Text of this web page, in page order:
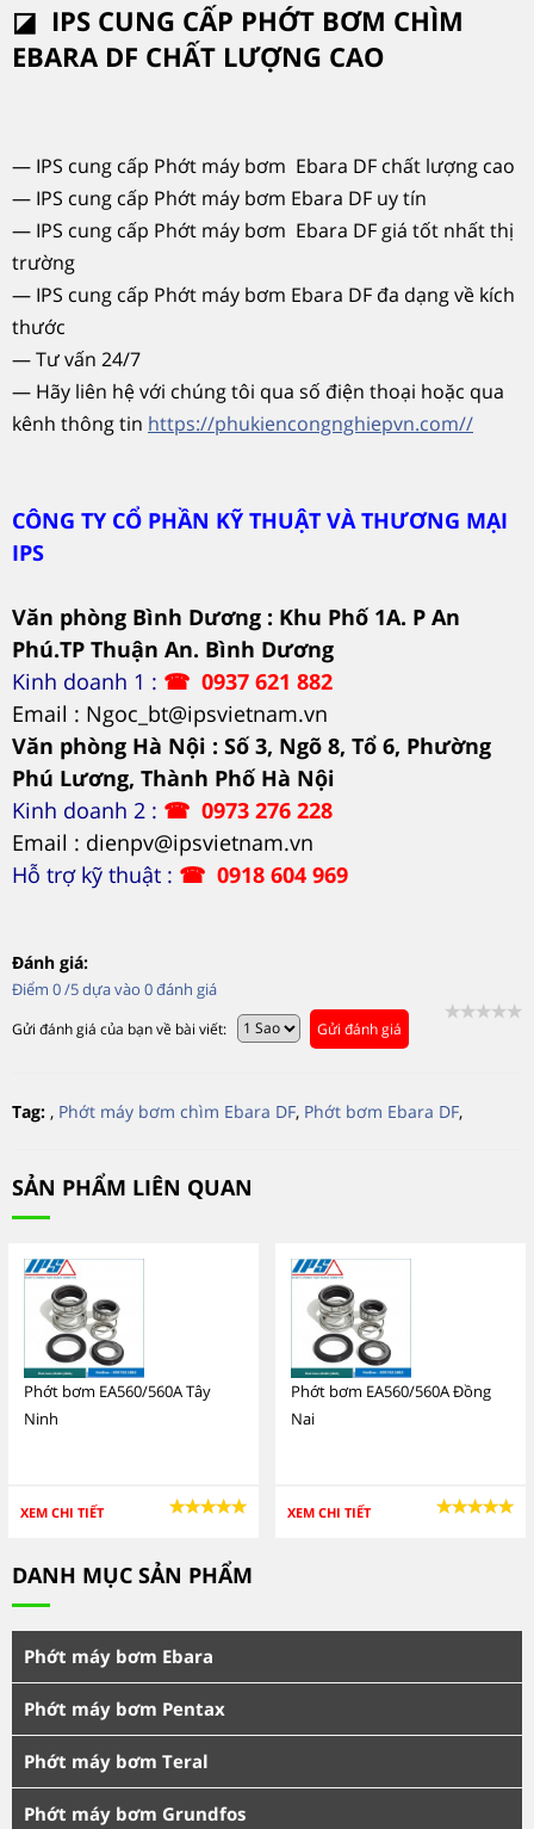
◪ IPS CUNG CẤP PHỚT BƠM CHÌM
EBARA DF CHẤT LƯỢNG CAO
— IPS cung cấp Phớt máy bơm Ebara DF chất lượng cao
— IPS cung cấp Phớt máy bơm Ebara DF uy tín
— IPS cung cấp Phớt máy bơm Ebara DF giá tốt nhất thị
trường
— IPS cung cấp Phớt máy bơm Ebara DF đa dạng về kích
thước
— Tư vấn 24/7
— Hãy liên hệ với chúng tôi qua số điện thoại hoặc qua
kênh thông tin https://phukiencongnghiepvn.com//
CÔNG TY CỔ PHẦN KỸ THUẬT VÀ THƯƠNG MẠI
IPS
Văn phòng Bình Dương : Khu Phố 1A. P An
Phú.TP Thuận An. Bình Dương
Kinh doanh 1 : ☎ 0937 621 882
Email : Ngoc_bt@ipsvietnam.vn
Văn phòng Hà Nội : Số 3, Ngõ 8, Tổ 6, Phường
Phú Lương, Thành Phố Hà Nội
Kinh doanh 2 : ☎ 0973 276 228
Email : dienpv@ipsvietnam.vn
Hỗ trợ kỹ thuật : ☎ 0918 604 969
Đánh giá:
Điểm 0/5 dựa vào 0đánh giá
Gửi đánh giá của bạn về bài viết: Gửi đánh giá
Tag: , Phớt máy bơm chìm Ebara DF, Phớt bơm Ebara DF,
SẢN PHẨM LIÊN QUAN
Phớt bơm EA560/560A Tây
Ninh
XEM CHI TIẾT
Phớt bơm EA560/560A Đồng
Nai
XEM CHI TIẾT
DANH MỤC SẢN PHẨM
Phớt máy bơm Ebara
Phớt máy bơm Pentax
Phớt máy bơm Teral
Phớt máy bơm Grundfos